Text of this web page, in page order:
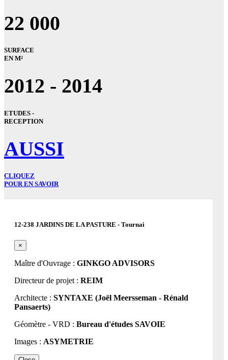
22 000
SURFACE
EN M²
2012 - 2014
ETUDES -
RECEPTION
AUSSI
CLIQUEZ
POUR EN SAVOIR
12-238 JARDINS DE LA PASTURE - Tournai
×
Maître d'Ouvrage : GINKGO ADVISORS
Directeur de projet : REIM
Architecte : SYNTAXE (Joël Meersseman - Rénald
Pansaerts)
Géomètre - VRD : Bureau d'études SAVOIE
Images : ASYMETRIE